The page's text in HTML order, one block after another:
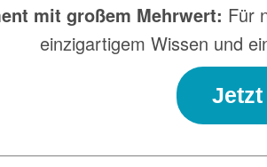
mit großem Mehrwert: Für
einzigartigem Wissen und
Jetzt